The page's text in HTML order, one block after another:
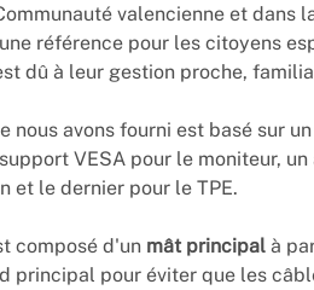
valencienne et dans
référence pour les citoyens
dû à leur gestion proche,
nous avons fourni est basé sur un
VESA pour le moniteur,
et le dernier pour le TPE.
composé d'un mât principal à
principal pour éviter que les